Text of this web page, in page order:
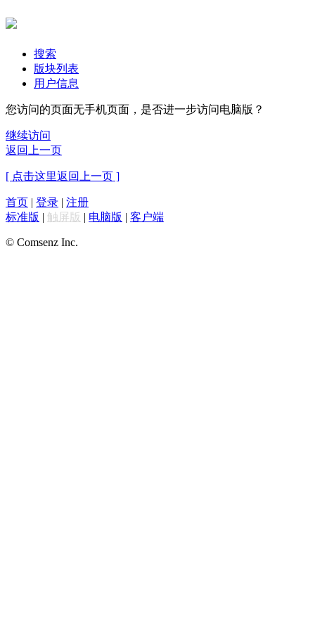
搜索
版块列表
用户信息
您访问的页面无手机页面，是否进一步访问电脑版？
继续访问
返回上一页
[ 点击这里返回上一页 ]
首页 | 登录 | 注册
标准版 | 触屏版 | 电脑版 | 客户端
© Comsenz Inc.